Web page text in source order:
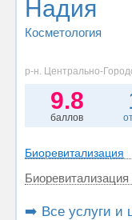
Надия
Косметология
р-н. Центрально-
9.8
баллов
Биоревитализация
➡️ Все услуги и